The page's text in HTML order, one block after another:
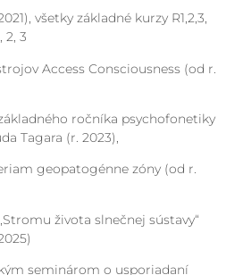
všetky základné kurzy R1,2,3,
2, 3
Access Consciousness (od r.
ročníka psychofonetiky
Tagara (r. 2023),
geopatogénne zóny (od r.
života slnečnej sústavy“
seminárom o usporiadaní